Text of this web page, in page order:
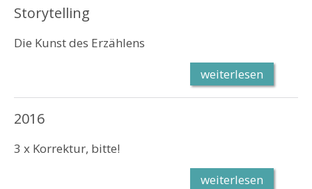
Storytelling
Die Kunst des Erzählens
weiterlesen
2016
3 x Korrektur, bitte!
weiterlesen